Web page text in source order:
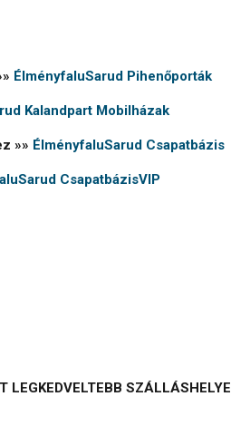
ÉlményfaluSarud Pihenőporták
Kalandpart Mobilházak
»» ÉlményfaluSarud Csapatbázis
CsapatbázisVIP
LEGKEDVELTEBB SZÁLLÁSHELYE